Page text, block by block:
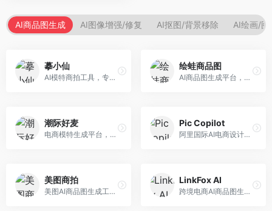
AI商品图生成 AI图像增强/修复 AI抠图/背景移除 AI绘画/图
摹小仙
AI模特商拍工具，专注于服装电商。面向服装电商卖家，提供虚拟模特试穿、商品展示图生成等服务，模特形象多样，拍摄成本低。
绘蛙商品图
AI商品图生成平台，支持模特换装和场景生成。面向电商卖家，提供商品上身效果展示、场景化商品图生成等服务，电商营销效果显著。
潮际好麦
电商模特生成平台，支持AI虚拟模特创作。面向服装和配饰电商，提供模特试穿、商品展示、营销素材生成等服务，模特形象可定制。
Pic Copilot
阿里国际AI电商设计工具，专注于跨境电商。面向跨境电商卖家，提供商品图优化、营销海报生成、多语言适配等服务，海外市场适配性强。
美图商拍
美图AI商品图生成工具，整合美图生态。面向电商卖家，提供商品图美化、模特替换、场景生成等服务，移动端操作便捷。
LinkFox AI
跨境电商AI商品图生成工具。面向跨境电商卖家，支持多语言商品图生成、模特替换、场景优化等服务，适配海外电商平台需求。